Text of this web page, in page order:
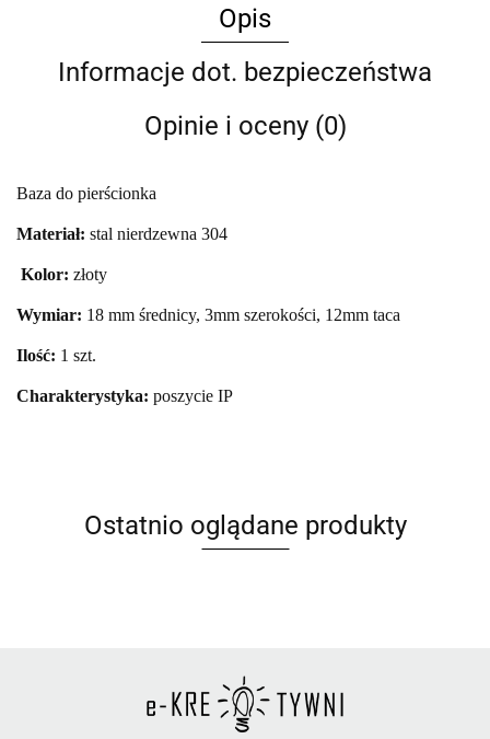
Opis
Informacje dot. bezpieczeństwa
Opinie i oceny (0)
Baza do pierścionka
Materiał: stal nierdzewna 304
Kolor: złoty
Wymiar: 18 mm średnicy, 3mm szerokości, 12mm taca
Ilość: 1 szt.
Charakterystyka: poszycie IP
Ostatnio oglądane produkty